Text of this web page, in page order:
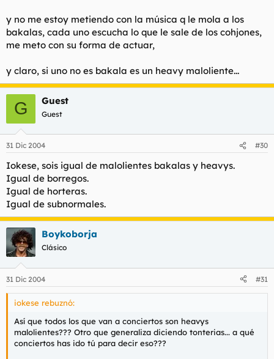
y no me estoy metiendo con la música q le mola a los
bakalas, cada uno escucha lo que le sale de los cohjones,
me meto con su forma de actuar,
y claro, si uno no es bakala es un heavy maloliente...
G Guest
Guest
31 Dic 2004 #30
Iokese, sois igual de malolientes bakalas y heavys.
Igual de borregos.
Igual de horteras.
Igual de subnormales.
Boykoborja
Clásico
31 Dic 2004 #31
iokese rebuznó:
Así que todos los que van a conciertos son heavys
malolientes??? Otro que generaliza diciendo tonterias... a qué
conciertos has ido tú para decir eso???